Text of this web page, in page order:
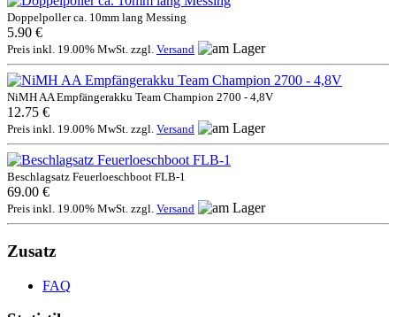
Doppelpoller ca. 10mm lang Messing
5.90 €
Preis inkl. 19.00% MwSt. zzgl. Versand
NiMH AA Empfängerakku Team Champion 2700 - 4,8V
12.75 €
Preis inkl. 19.00% MwSt. zzgl. Versand
Beschlagsatz Feuerloeschboot FLB-1
69.00 €
Preis inkl. 19.00% MwSt. zzgl. Versand
Zusatz
FAQ